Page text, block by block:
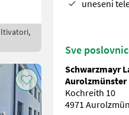
uneseni
Sve
Schwarzmayr
Aurolzmünster
Kochreith 10
4971